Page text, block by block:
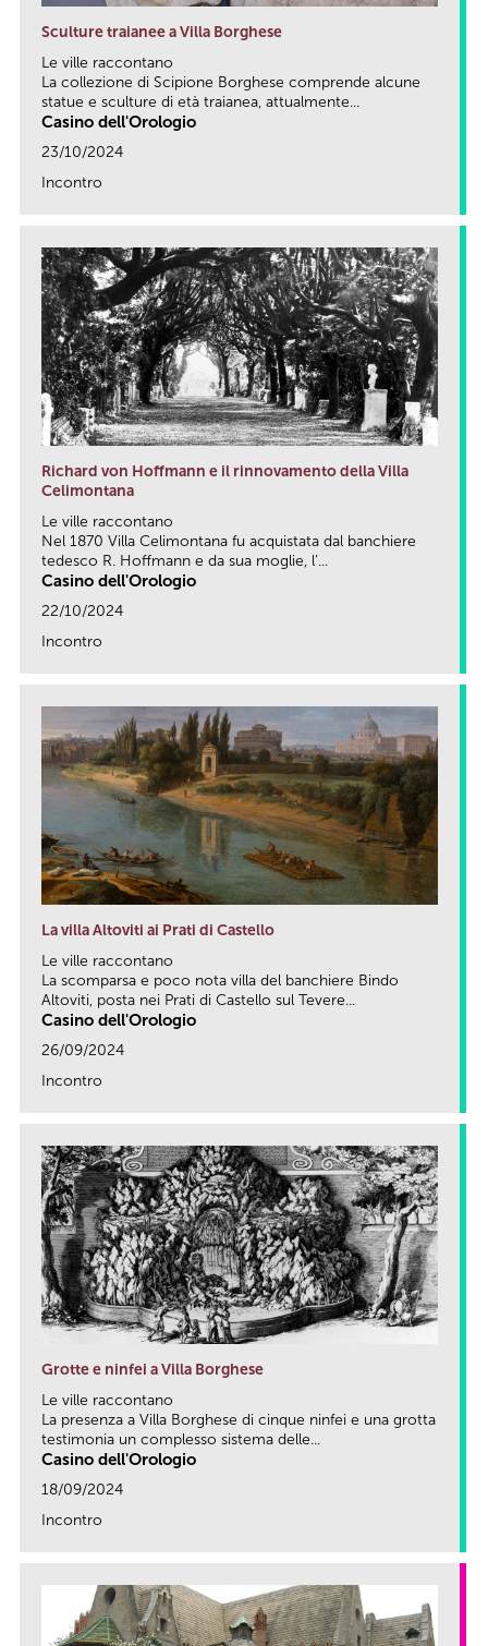
Sculture traianee a Villa Borghese
Le ville raccontano
La collezione di Scipione Borghese comprende alcune
statue e sculture di età traianea, attualmente...
Casino dell'Orologio
23/10/2024
Incontro
Richard von Hoffmann e il rinnovamento della Villa
Celimontana
Le ville raccontano
Nel 1870 Villa Celimontana fu acquistata dal banchiere
tedesco R. Hoffmann e da sua moglie, l’...
Casino dell'Orologio
22/10/2024
Incontro
La villa Altoviti ai Prati di Castello
Le ville raccontano
La scomparsa e poco nota villa del banchiere Bindo
Altoviti, posta nei Prati di Castello sul Tevere...
Casino dell'Orologio
26/09/2024
Incontro
Grotte e ninfei a Villa Borghese
Le ville raccontano
La presenza a Villa Borghese di cinque ninfei e una grotta
testimonia un complesso sistema delle...
Casino dell'Orologio
18/09/2024
Incontro